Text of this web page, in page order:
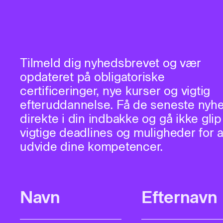
Tilmeld dig nyhedsbrevet og vær
opdateret på obligatoriske
certificeringer, nye kurser og vigtig
efteruddannelse. Få de seneste
direkte i din indbakke og gå ikke
vigtige deadlines og muligheder for
udvide dine kompetencer.